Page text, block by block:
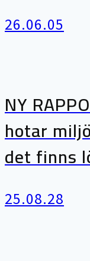
26.06.05
NY
hotar
det finns
25.08.28